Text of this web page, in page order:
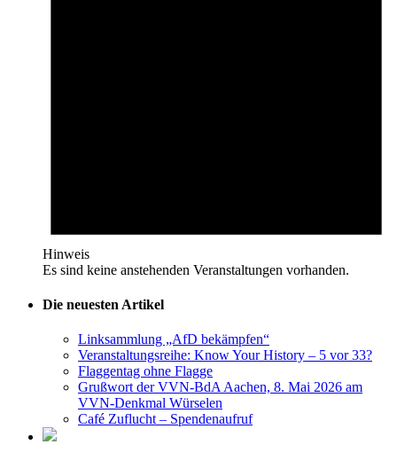
Hinweis
Es sind keine anstehenden Veranstaltungen vorhanden.
Die neuesten Artikel
Linksammlung „AfD bekämpfen“
Veranstaltungsreihe: Know Your History – 5 vor 33?
Flaggentag ohne Flagge
Grußwort der VVN-BdA Aachen, 8. Mai 2026 am
VVN-Denkmal Würselen
Café Zuflucht – Spendenaufruf